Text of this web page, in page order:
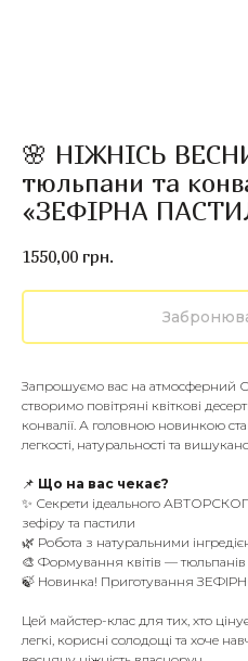
🌸 НІЖНІСЬ
тюльпани та
«ЗЕФІРНА
1550,00 грн.
Запрошуємо вас на атмосферний
створимо повітряні квіткові
конвалії. А головною новинкою
легкості, натуральності та
📌 Що на вас чекає?
✨ Секрети ідеального
зефіру та пастили
🌿 Робота з натуральними
🎨 Формування квітів — тюльпанів
🍃 Новинка! Приготування
Цей майстер-клас для тих, хто
легкі, корисні солодощі та хоче